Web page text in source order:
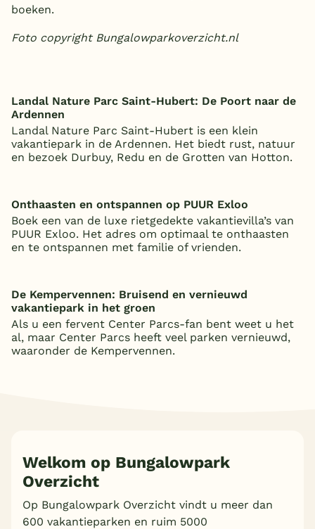
boeken.
Foto copyright Bungalowparkoverzicht.nl
Landal Nature Parc Saint-Hubert: De Poort naar de
Ardennen
Landal Nature Parc Saint-Hubert is een klein
vakantiepark in de Ardennen. Het biedt rust, natuur
en bezoek Durbuy, Redu en de Grotten van Hotton.
Onthaasten en ontspannen op PUUR Exloo
Boek een van de luxe rietgedekte vakantievilla’s van
PUUR Exloo. Het adres om optimaal te onthaasten
en te ontspannen met familie of vrienden.
De Kempervennen: Bruisend en vernieuwd
vakantiepark in het groen
Als u een fervent Center Parcs-fan bent weet u het
al, maar Center Parcs heeft veel parken vernieuwd,
waaronder de Kempervennen.
Welkom op Bungalowpark
Overzicht
Op Bungalowpark Overzicht vindt u meer dan
600 vakantieparken en ruim 5000